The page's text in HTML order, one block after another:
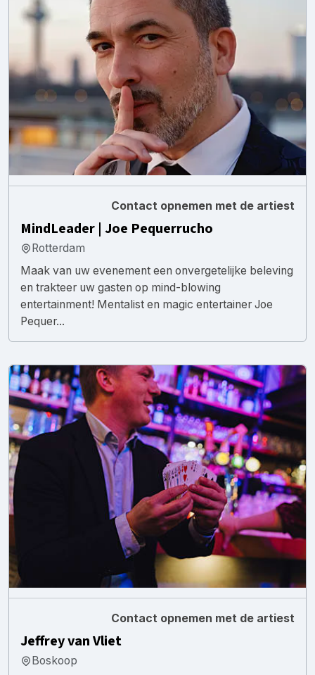
Contact opnemen met de artiest
MindLeader | Joe Pequerrucho
Rotterdam
Maak van uw evenement een onvergetelijke beleving
en trakteer uw gasten op mind-blowing
entertainment! Mentalist en magic entertainer Joe
Pequer...
Contact opnemen met de artiest
Jeffrey van Vliet
Boskoop